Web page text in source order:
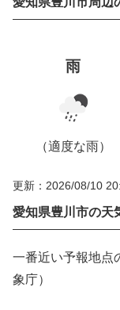
雨
（適度な雨）
更新：2026/08/10
愛知県豊川市の天
一番近い予報地点
象庁）